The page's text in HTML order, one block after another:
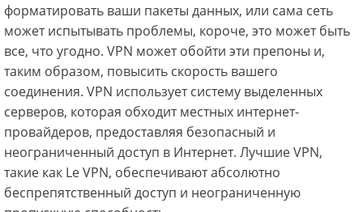
форматировать ваши пакеты данных, или сама сеть
может испытывать проблемы, короче, это может быть
все, что угодно. VPN может обойти эти препоны и,
таким образом, повысить скорость вашего
соединения. VPN использует систему выделенных
серверов, которая обходит местных интернет-
провайдеров, предоставляя безопасный и
неограниченный доступ в Интернет. Лучшие VPN,
такие как Le VPN, обеспечивают абсолютно
беспрепятственный доступ и неограниченную